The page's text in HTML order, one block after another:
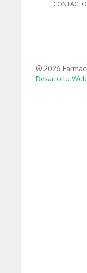
CONTACTO
® 2026
Desarrollo